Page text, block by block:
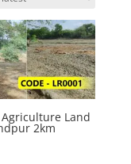
Land
2km